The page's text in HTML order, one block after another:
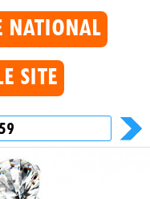
NATIONAL
SITE